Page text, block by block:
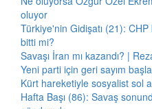
oluyor
Türkiye'nin Gidişatı (21):
bitti mi?
Savaşı İran mı kazandı? |
Yeni parti için geri sayım
Kürt hareketiyle sosyalist sol
Hafta Başı (86): Savaş